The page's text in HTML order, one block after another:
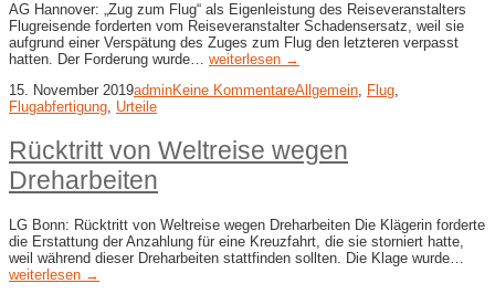
AG Hannover: „Zug zum Flug“ als Eigenleistung des Reiseveranstalters
Flugreisende forderten vom Reiseveranstalter Schadensersatz, weil sie
aufgrund einer Verspätung des Zuges zum Flug den letzteren verpasst
hatten. Der Forderung wurde… weiterlesen →
15. November 2019adminKeine KommentareAllgemein, Flug,
Flugabfertigung, Urteile
Rücktritt von Weltreise wegen
Dreharbeiten
LG Bonn: Rücktritt von Weltreise wegen Dreharbeiten Die Klägerin forderte
die Erstattung der Anzahlung für eine Kreuzfahrt, die sie storniert hatte,
weil während dieser Dreharbeiten stattfinden sollten. Die Klage wurde…
weiterlesen →